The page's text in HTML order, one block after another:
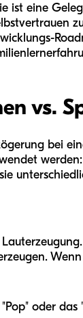
ist eine
vs.
bei
oder das